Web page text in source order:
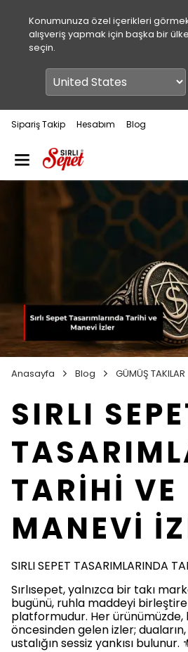
Konumunuza özel içerikleri
alışveriş yapmak için başka bir
seçin.
Sipariş Takip Hesabım Blog
Anasayfa Blog GÜMÜŞ TAKILAR
SIRLI
TARİHİ VE
MANEVİ
SIRLI SEPET TASARIMLARINDA
Sırlısepet, yalnızca bir takı
bugünü, ruhla maddeyi
platformudur. Her ürünümüzde,
öncesinden gelen izler;
ustalığın sessiz yankısı bulunur.